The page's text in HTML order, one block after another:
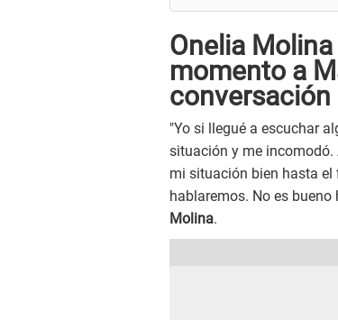
Onelia
momento a
conversación
"Yo si llegué a escuchar
situación y me incomodó.
mi situación bien hasta el
hablaremos. No es
Molina.